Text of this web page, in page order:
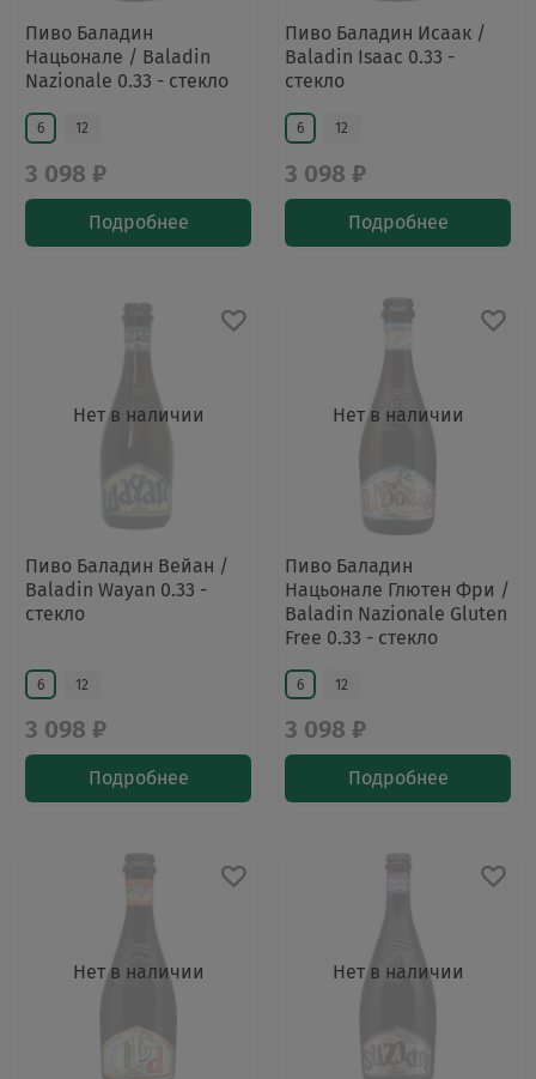
Пиво Баладин
Нацьонале / Baladin
Nazionale 0.33 - стекло
6 12
3 098 ₽
Подробнее
Пиво Баладин Исаак /
Baladin Isaac 0.33 -
стекло
6 12
3 098 ₽
Подробнее
Нет в наличии
Пиво Баладин Вейан /
Baladin Wayan 0.33 -
стекло
6 12
3 098 ₽
Подробнее
Нет в наличии
Пиво Баладин
Нацьонале Глютен Фри /
Baladin Nazionale Gluten
Free 0.33 - стекло
6 12
3 098 ₽
Подробнее
Нет в наличии Нет в наличии